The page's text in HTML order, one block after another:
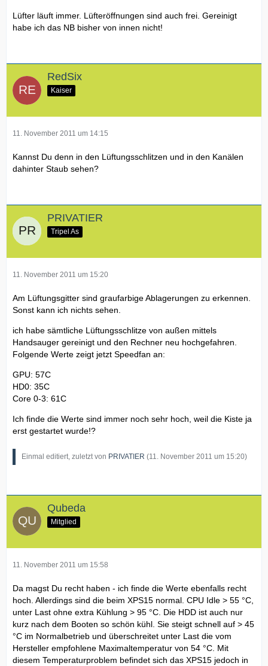
Lüfter läuft immer. Lüfteröffnungen sind auch frei. Gereinigt
habe ich das NB bisher von innen nicht!
RedSix
Kaiser
11. November 2011 um 14:15
Kannst Du denn in den Lüftungsschlitzen und in den Kanälen
dahinter Staub sehen?
PRIVATIER
Tripel As
11. November 2011 um 15:20
Am Lüftungsgitter sind graufarbige Ablagerungen zu erkennen.
Sonst kann ich nichts sehen.
ich habe sämtliche Lüftungsschlitze von außen mittels
Handsauger gereinigt und den Rechner neu hochgefahren.
Folgende Werte zeigt jetzt Speedfan an:
GPU: 57C
HD0: 35C
Core 0-3: 61C
Ich finde die Werte sind immer noch sehr hoch, weil die Kiste ja
erst gestartet wurde!?
Einmal editiert, zuletzt von PRIVATIER (11. November 2011 um 15:20)
Qubeda
Mitglied
11. November 2011 um 15:58
Da magst Du recht haben - ich finde die Werte ebenfalls recht
hoch. Allerdings sind die beim XPS15 normal. CPU Idle > 55 °C,
unter Last ohne extra Kühlung > 95 °C. Die HDD ist auch nur
kurz nach dem Booten so schön kühl. Sie steigt schnell auf > 45
°C im Normalbetrieb und überschreitet unter Last die vom
Hersteller empfohlene Maximaltemperatur von 54 °C. Mit
diesem Temperaturproblem befindet sich das XPS15 jedoch in